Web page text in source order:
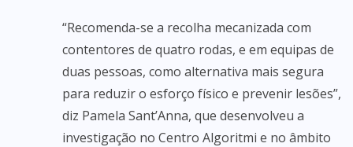
“Recomenda-se a recolha mecanizada com
contentores de quatro rodas, e em equipas de
duas pessoas, como alternativa mais segura
para reduzir o esforço físico e prevenir lesões”,
diz Pamela Sant’Anna, que desenvolveu a
investigação no Centro Algoritmi e no âmbito